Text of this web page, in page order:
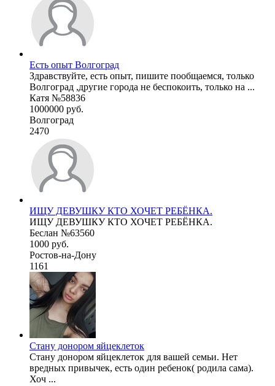
Есть опыт Волгоград
Здравствуйте, есть опыт, пишите пообщаемся, только
Волгоград ,другие города не беспокоить, только на ...
Катя №58836
1000000 руб.
Волгоград
2470
ИЩУ ДЕВУШКУ КТО ХОЧЕТ РЕБЁНКА.
ИЩУ ДЕВУШКУ КТО ХОЧЕТ РЕБЁНКА.
Беслан №63560
1000 руб.
Ростов-на-Дону
1161
Стану донором яйцеклеток
Стану донором яйцеклеток для вашей семьи. Нет
вредных привычек, есть один ребенок( родила сама).
Хоч ...